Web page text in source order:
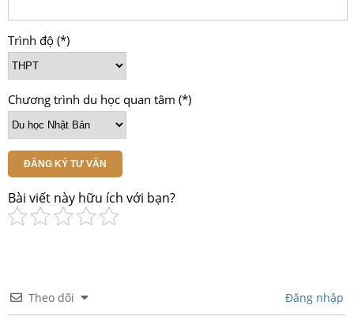
Trình độ (*)
Chương trình du học quan tâm (*)
ĐĂNG KÝ TƯ VẤN
Bài viết này hữu ích với bạn?
Theo dõi Đăng nhập